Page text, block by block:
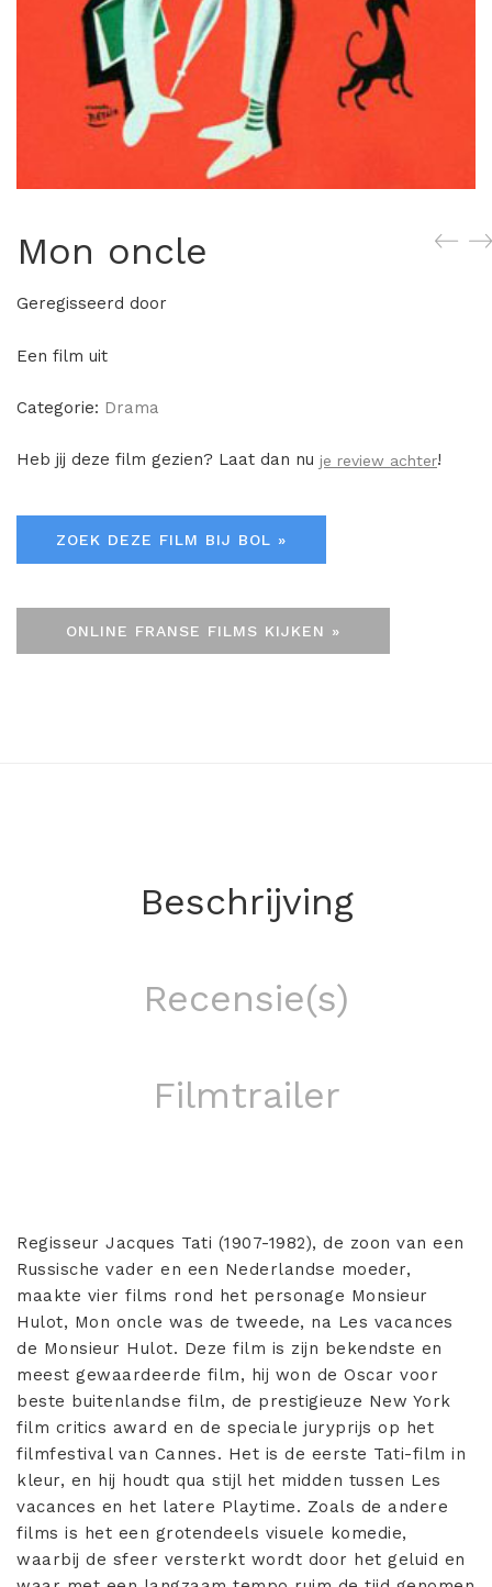
Mon oncle
Geregisseerd door
Een film uit
Categorie: Drama
Heb jij deze film gezien? Laat dan nu je review achter!
ZOEK DEZE FILM BIJ BOL »
ONLINE FRANSE FILMS KIJKEN »
Beschrijving
Recensie(s)
Filmtrailer
Regisseur Jacques Tati (1907-1982), de zoon van een
Russische vader en een Nederlandse moeder,
maakte vier films rond het personage Monsieur
Hulot, Mon oncle was de tweede, na Les vacances
de Monsieur Hulot. Deze film is zijn bekendste en
meest gewaardeerde film, hij won de Oscar voor
beste buitenlandse film, de prestigieuze New York
film critics award en de speciale juryprijs op het
filmfestival van Cannes. Het is de eerste Tati-film in
kleur, en hij houdt qua stijl het midden tussen Les
vacances en het latere Playtime. Zoals de andere
films is het een grotendeels visuele komedie,
waarbij de sfeer versterkt wordt door het geluid en